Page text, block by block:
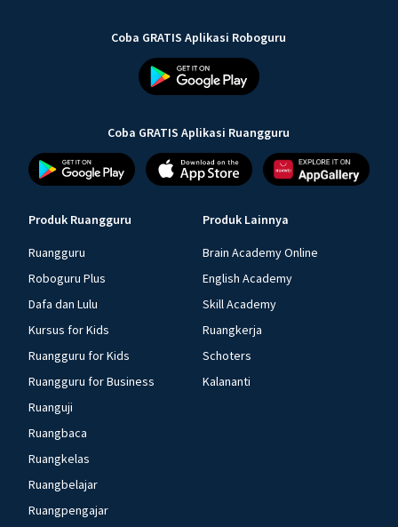
Coba GRATIS Aplikasi Roboguru
Coba GRATIS Aplikasi Ruangguru
Produk Ruangguru
Ruangguru
Roboguru Plus
Dafa dan Lulu
Kursus for Kids
Ruangguru for Kids
Ruangguru for Business
Ruanguji
Ruangbaca
Ruangkelas
Ruangbelajar
Ruangpengajar
Produk Lainnya
Brain Academy Online
English Academy
Skill Academy
Ruangkerja
Schoters
Kalananti